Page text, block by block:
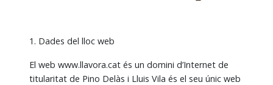
1. Dades del lloc web
El web www.llavora.cat és un domini d’Internet de
titularitat de Pino Delàs i Lluis Vila és el seu únic web